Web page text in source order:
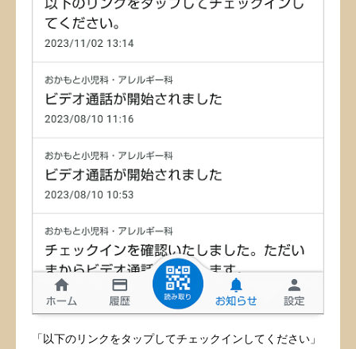
「以下のリンクをタップしてチェックインしてください」